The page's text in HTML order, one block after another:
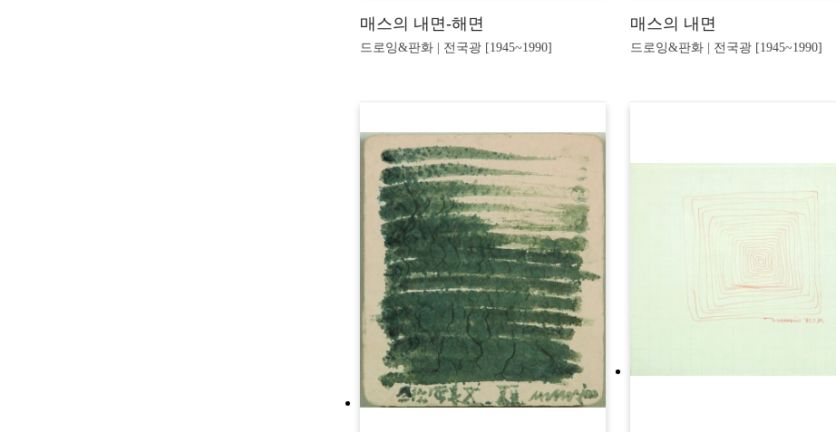
매스의 내면-해면
드로잉&판화 | 전국광 [1945~1990]
매스의 내면
드로잉&판화 | 전국광 [1945~1990]